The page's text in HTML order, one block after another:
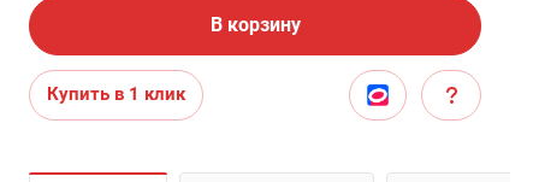
В корзину
Купить в 1 клик